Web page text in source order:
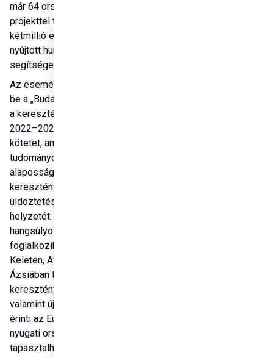
már 64 országban, 368
projekttel több mint
kétmillió ember számára
nyújtott humanitárius
segítséget.
Az eseményen mutatták
be a „Budapest-jelentés
a keresztényüldözésről
2022–2024” című
kötetet, amely
tudományos
alapossággal tárja fel a
keresztények elleni
üldöztetés globális
helyzetét. Az új jelentés
hangsúlyosan
foglalkozik a Közel-
Keleten, Afrikában és
Ázsiában tapasztalható
keresztényüldözéssel,
valamint új elemként
érinti az Európában és a
nyugati országokban
tapasztalható, egyre